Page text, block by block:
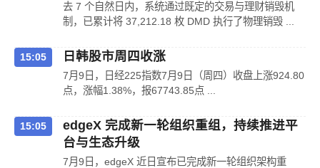
去 7 个自然日内，系统通过既定的交易与理财销毁机
制，已累计将 37,212.18 枚 DMD 执行了物理销毁 ...
15:05 日韩股市周四收涨
7月9日，日经225指数7月9日（周四）收盘上涨924.80
点，涨幅1.38%，报67743.85点 ...
15:05
edgeX 完成新一轮组织重组，持续推进平
台与生态升级
7月9日，edgeX 近日宣布已完成新一轮组织架构重